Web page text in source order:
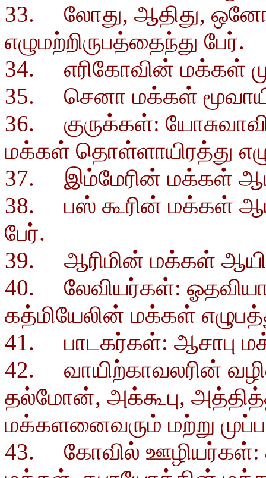
33. லோது, ஆதிது,
எழுமற்றிருபத்தைந்து பேர்.
34. எரிகோவின் மக்கள்
35. செனா மக்கள்
36. குருக்கள்:
மக்கள் தொள்ளாயிரத்து
37. இம்மேரின் மக்கள்
38. பஸ் கூரின் மக்கள்
பேர்.
39. ஆரிமின் மக்கள்
40. லேவியர்கள்:
கத்மியேலின் மக்கள்
41. பாடகர்கள்: ஆசாபு
42. வாயிற்காவலரின்
தல்மோன், அக்கூபு,
மக்களனைவரும் மற்று
43. கோவில் ஊழியர்கள்: